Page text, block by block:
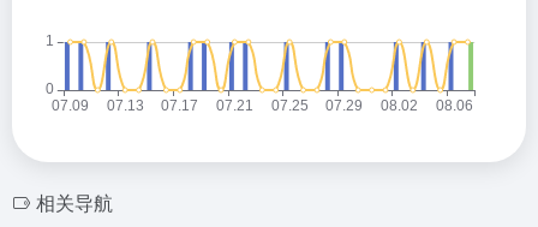
相关导航